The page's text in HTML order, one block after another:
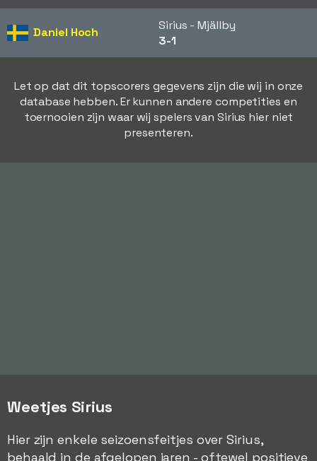
Daniel Hoch
Sirius - Mjällby
3-1
Let op dat dit topscorers gegevens zijn die wij in onze
database hebben. Er kunnen andere competities en
toernooien zijn waar wij spelers van Sirius hier niet
presenteren.
Weetjes Sirius
Hier zijn enkele seizoensfeitjes over Sirius,
behaald in de afgelopen jaren - oftewel positieve